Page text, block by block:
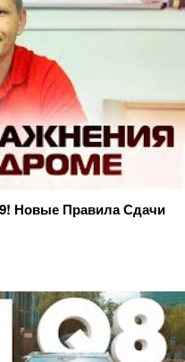
Новые Правила Сдачи